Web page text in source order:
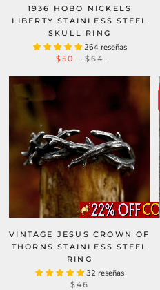
1936 HOBO NICKELS
LIBERTY STAINLESS STEEL
SKULL RING
264 reseñas
$50 $64
VINTAGE JESUS CROWN OF
THORNS STAINLESS STEEL
RING
32 reseñas
$46